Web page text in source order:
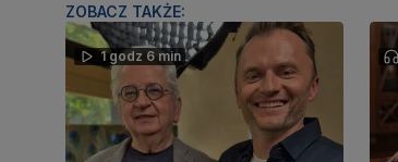
ZOBACZ TAKŻE:
1 godz 6 min